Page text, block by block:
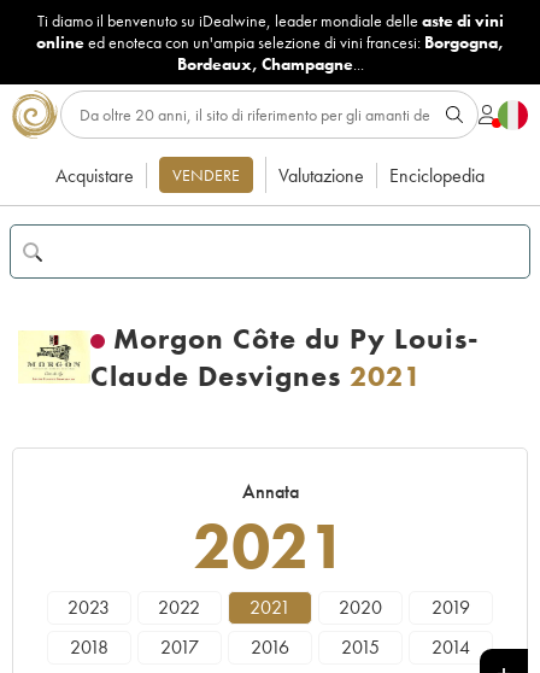
Ti diamo il benvenuto su iDealwine, leader mondiale delle aste di vini
onlineed enoteca con un'ampia selezione di vini francesi: Borgogna,
Bordeaux, Champagne...
Acquistare VENDERE Valutazione Enciclopedia
Morgon Côte du Py Louis-
Claude Desvignes 2021
Annata
2021
2023 2022 2021 2020
2019
2018
2017 2016 2015
2014